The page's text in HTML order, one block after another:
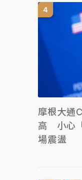
摩根大通
高 小心
場震盪